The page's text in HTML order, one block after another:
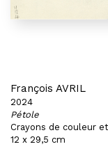
François AVRIL
2024
Pétole
Crayons de couleur
12 x 29,5 cm